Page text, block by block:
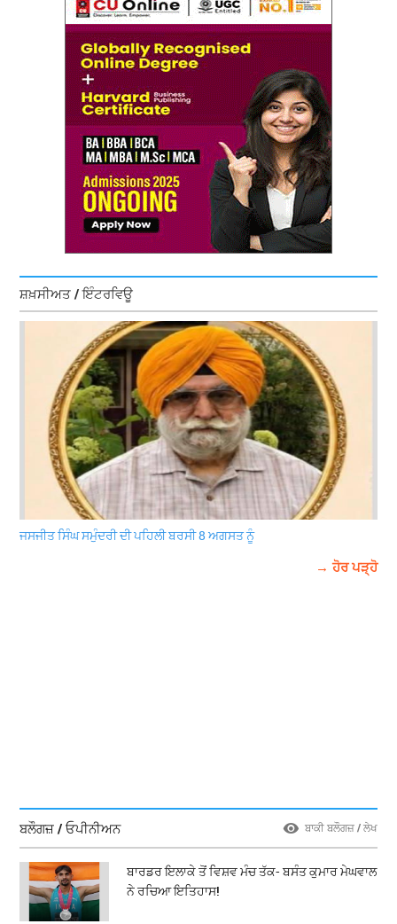
ਸ਼ਖ਼ਸੀਅਤ / ਇੰਟਰਵਿਊ
ਜਸਜੀਤ ਸਿੰਘ ਸਮੁੰਦਰੀ ਦੀ ਪਹਿਲੀ ਬਰਸੀ 8 ਅਗਸਤ ਨੂੰ
→ ਹੋਰ ਪੜ੍ਹੋ
ਬਲੌਗਜ਼ / ਓਪੀਨੀਅਨ ਬਾਕੀ ਬਲੌਗਜ਼ / ਲੇਖ
ਬਾਰਡਰ ਇਲਾਕੇ ਤੋਂ ਵਿਸ਼ਵ ਮੰਚ ਤੱਕ- ਬਸੰਤ ਕੁਮਾਰ ਮੇਘਵਾਲ
ਨੇ ਰਚਿਆ ਇਤਿਹਾਸ!